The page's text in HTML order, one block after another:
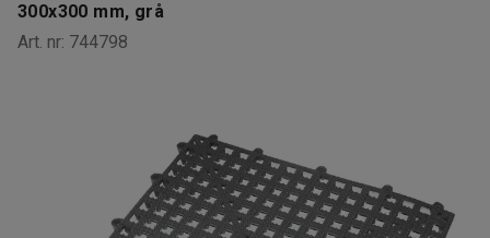
300x300 mm, grå
Art. nr: 744798